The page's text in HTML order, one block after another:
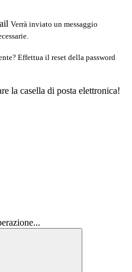
Verrà inviato un messaggio
Effettua il reset della password
la casella di posta elettronica!